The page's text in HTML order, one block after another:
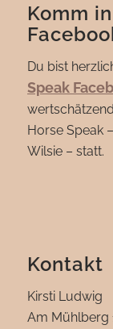
Komm
Du bist
Speak
Horse Speak
Wilsie – statt.
Kontakt
Kirsti Ludwig
Am Mühlberg